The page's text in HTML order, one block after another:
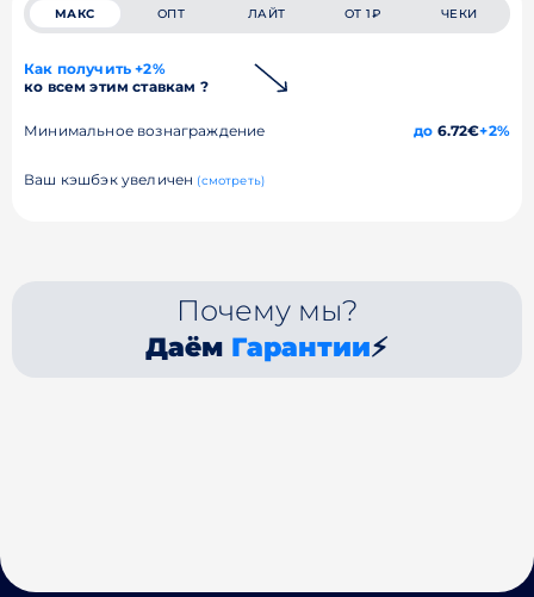
МАКС ОПТ ЛАЙТ ОТ 1₽ ЧЕКИ
Как получить +2%
ко всем этим ставкам ?
Минимальное вознаграждение до 6.72€+2%
Ваш кэшбэк увеличен (смотреть)
Почему мы?
Даём Гарантии⚡